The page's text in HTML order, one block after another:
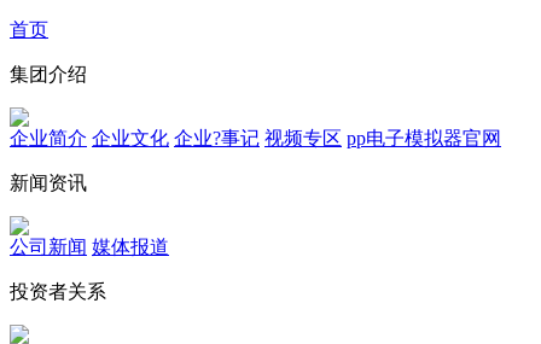
首页
集团介绍
企业简介 企业文化 企业?事记 视频专区 pp电子模拟器官网
新闻资讯
公司新闻 媒体报道
投资者关系